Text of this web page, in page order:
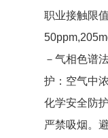
职业接触限
－气相色谱
护：空气中
化学安全防
严禁吸烟。